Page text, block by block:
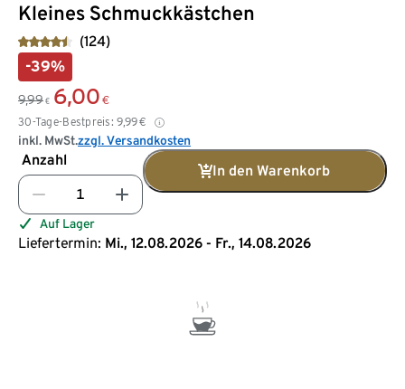
Kleines Schmuckkästchen
(124)
-39%
9,99 € 6,00 €
30-Tage-Bestpreis: 9,99€
inkl. MwSt.zzgl. Versandkosten
Anzahl
In den Warenkorb
Auf Lager
Liefertermin: Mi., 12.08.2026 - Fr., 14.08.2026